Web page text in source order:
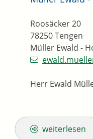
Müller Ewald -
Roosäcker 20
78250Tengen
Herr Ewald
weiterlesen